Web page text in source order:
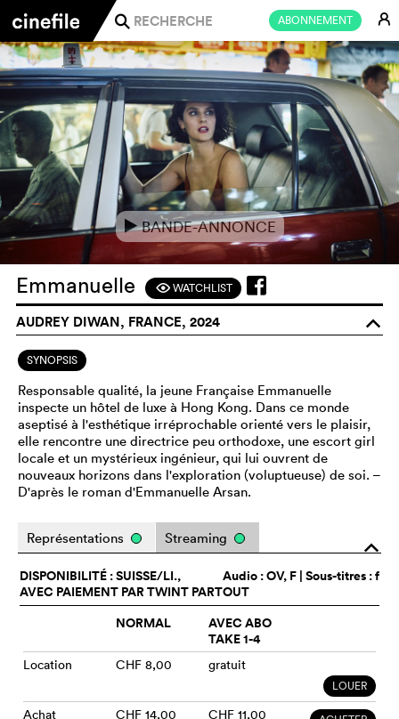
ABONNEMENT E
j
eBANDE-ANNONCE
Emmanuelle FWATCHLIST
AUDREY DIWAN, FRANCE, 2024 o
SYNOPSIS
Responsable qualité, la jeune Française Emmanuelle
inspecte un hôtel de luxe à Hong Kong. Dans ce monde
aseptisé à l'esthétique irréprochable orienté vers le plaisir,
elle rencontre une directrice peu orthodoxe, une escort girl
locale et un mystérieux ingénieur, qui lui ouvrent de
nouveaux horizons dans l'exploration (voluptueuse) de soi. –
D'après le roman d'Emmanuelle Arsan.
o
Représentations Streaming
Audio :OV, F | Sous-titres : f
DISPONIBILITÉ : SUISSE/LI.,
AVEC PAIEMENT PAR TWINT PARTOUT
NORMAL
AVEC ABO
TAKE 1-4
Location CHF 8,00 gratuit
LOUER
Achat CHF 14,00 CHF 11,00